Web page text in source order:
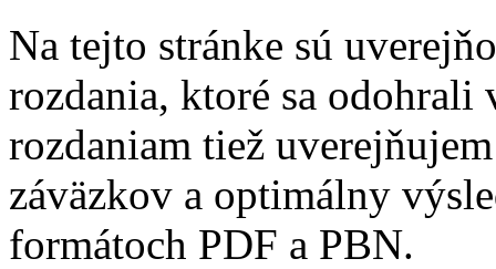
Na tejto stránke sú
rozdania, ktoré sa
rozdaniam tiež
záväzkov a optimálny
formátoch PDF a PBN.